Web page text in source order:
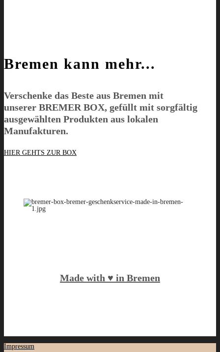
Bremen kann mehr...
Verschenke das Beste aus Bremen mit
unserer BREMER BOX, gefüllt mit sorgfältig
ausgewählten Produkten aus lokalen
Manufakturen.
HIER GEHTS ZUR BOX
Made with ♥️ in Bremen
Impressum